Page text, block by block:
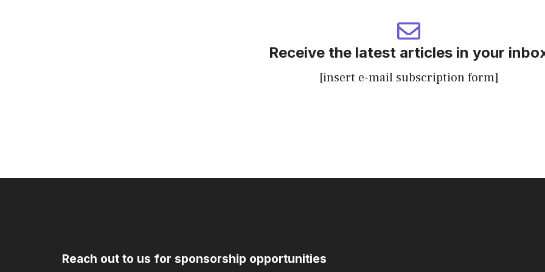
Receive the latest articles in your
[insert e-mail subscription form]
Reach out to us for sponsorship opportunities